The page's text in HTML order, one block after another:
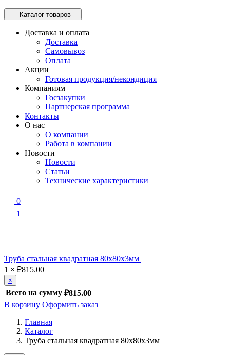
Каталог товаров
Доставка и оплата
Доставка
Самовывоз
Оплата
Акции
Готовая продукция/некондиция
Компаниям
Госзакупки
Партнерская программа
Контакты
О нас
О компании
Работа в компании
Новости
Новости
Статьи
Технические характеристики
0
1
Труба стальная квадратная 80х80х3мм
1 × ₽815.00
×
Всего на сумму ₽815.00
В корзину Оформить заказ
Главная
Каталог
Труба стальная квадратная 80х80х3мм